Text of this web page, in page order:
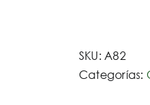
SKU: A82
Categorías: